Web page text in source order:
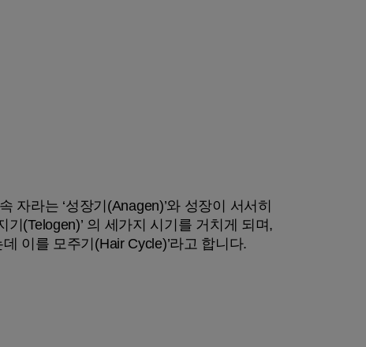
라는 ‘성장기(Anagen)’와 성장이 서서히
(Telogen)’ 의 세가지 시기를 거치게 되며,
이를 모주기(Hair Cycle)’라고 합니다.